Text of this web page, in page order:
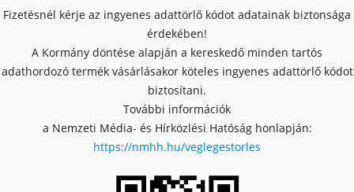
Fizetésnél kérje az ingyenes adattörlő kódot adatainak biztonsága
érdekében!
A Kormány döntése alapján a kereskedő minden tartós
adathordozó termék vásárlásakor köteles ingyenes adattörlő kódot
biztosítani.
További információk
a Nemzeti Média- és Hírközlési Hatóság honlapján:
https://nmhh.hu/veglegestorles